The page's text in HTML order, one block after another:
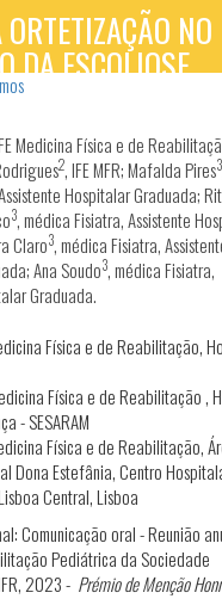
NO
DA ESCOLIOSE
ADOLESCENTE -
Medicina Física e de
2, IFE MFR; Mafalda Pires3
Hospitalar Graduada;
3, médica Fisiatra, Assistente
Claro3, médica Fisiatra,
Ana Soudo3, médica Fisiatra,
Graduada.
Física e de Reabilitação,
Física e de Reabilitação ,
- SESARAM
Física e de Reabilitação,
Dona Estefânia, Centro
Central, Lisboa
Comunicação oral - Reunião
Pediátrica da Sociedade
2023 - Prémio de Menção